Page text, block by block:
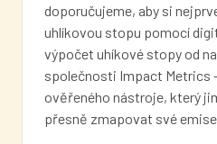
doporučujeme, aby si
uhlíkovou stopu pomocí
výpočet uhíkové stopy od
společnosti Impact Metrics
ověřeného nástroje, který
přesně zmapovat své emise.